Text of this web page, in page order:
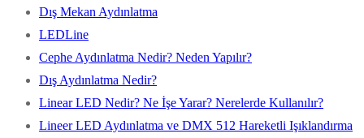
Dış Mekan Aydınlatma
LEDLine
Cephe Aydınlatma Nedir? Neden Yapılır?
Dış Aydınlatma Nedir?
Linear LED Nedir? Ne İşe Yarar? Nerelerde Kullanılır?
Lineer LED Aydınlatma ve DMX 512 Hareketli Işıklandırma